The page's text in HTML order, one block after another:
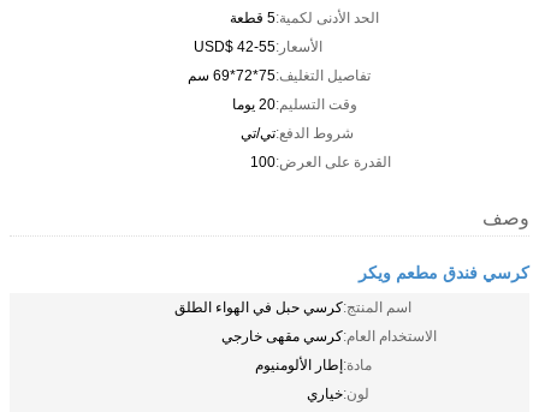
الحد الأدنى لكمية:5 قطعة
الأسعار:USD$ 42-55
تفاصيل التغليف:75*72*69 سم
وقت التسليم:20 يوما
شروط الدفع:تي/تي
القدرة على العرض:100
وصف
كرسي فندق مطعم ويكر
اسم المنتج:كرسي حبل في الهواء الطلق
الاستخدام العام:كرسي مقهى خارجي
مادة:إطار الألومنيوم
لون:خياري